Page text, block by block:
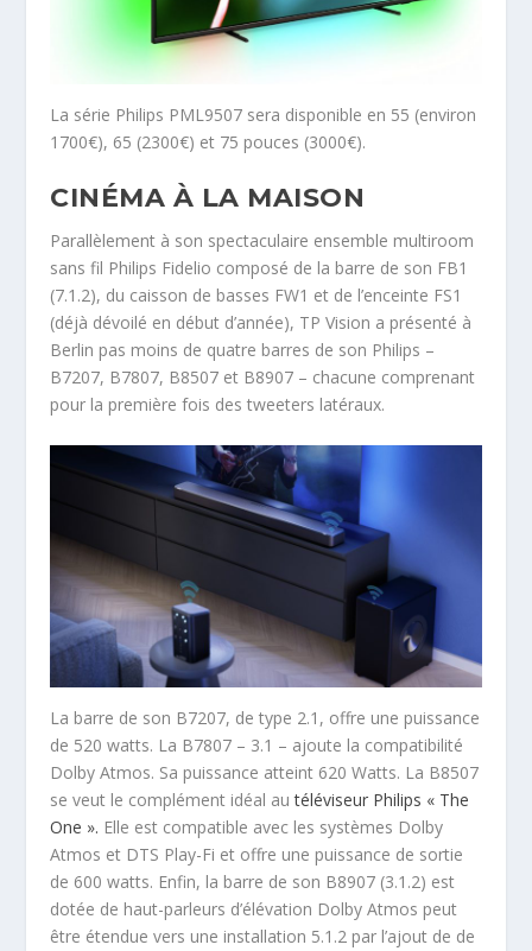
La série Philips PML9507 sera disponible en 55 (environ
1700€), 65 (2300€) et 75 pouces (3000€).
CINÉMA À LA MAISON
Parallèlement à son spectaculaire ensemble multiroom
sans fil Philips Fidelio composé de la barre de son FB1
(7.1.2), du caisson de basses FW1 et de l’enceinte FS1
(déjà dévoilé en début d’année), TP Vision a présenté à
Berlin pas moins de quatre barres de son Philips –
B7207, B7807, B8507 et B8907 – chacune comprenant
pour la première fois des tweeters latéraux.
La barre de son B7207, de type 2.1, offre une puissance
de 520 watts. La B7807 – 3.1 – ajoute la compatibilité
Dolby Atmos. Sa puissance atteint 620 Watts. La B8507
se veut le complément idéal autéléviseur Philips « The
One ». Elle est compatible avec les systèmes Dolby
Atmos et DTS Play-Fi et offre une puissance de sortie
de 600 watts. Enfin, la barre de son B8907 (3.1.2) est
dotée de haut-parleurs d’élévation Dolby Atmos peut
être étendue vers une installation 5.1.2 par l’ajout de de